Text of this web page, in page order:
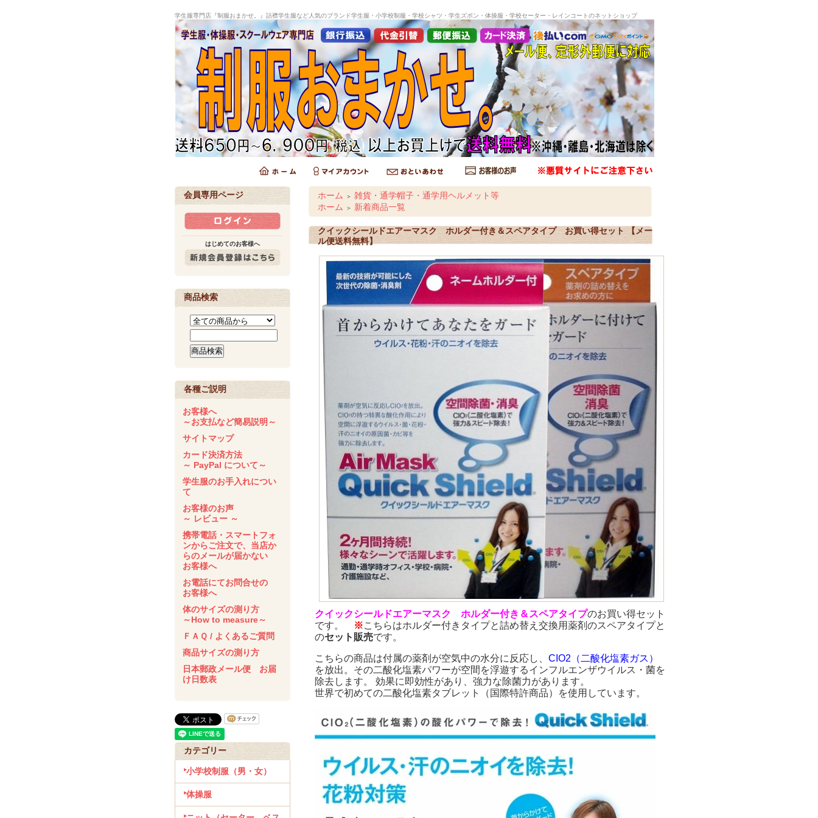
学生服専門店『制服おまかせ。』詰襟学生服など人気のブランド学生服・小学校制服・学校シャツ・学生ズボン・体操服・学校セーター・レインコートのネットショップ
会員専用ページ
はじめてのお客様へ
商品検索
各種ご説明
お客様へ
～お支払など簡易説明～
サイトマップ
カード決済方法
～ PayPal について～
学生服のお手入れについ
て
お客様のお声
～ レビュー ～
携帯電話・スマートフォ
ンからご注文で、当店か
らのメールが届かない
お客様へ
お電話にてお問合せの
お客様へ
体のサイズの測り方
～How to measure～
ＦＡＱ / よくあるご質問
商品サイズの測り方
日本郵政メール便 お届
け日数表
カテゴリー
小学校制服（男・女）
体操服
ホーム ＞ 雑貨・通学帽子・通学用ヘルメット等
ホーム
＞ 新着商品一覧
クイックシールドエアーマスク ホルダー付き＆スペアタイプ お買い得セット 【メー
ル便送料無料】
クイックシールドエアーマスク ホルダー付き＆スペアタイプのお買い得セット
です。
※こちらはホルダー付きタイプと詰め替え交換用薬剤のスペアタイプと
のセット販売です。
こちらの商品は付属の薬剤が空気中の水分に反応し、 CIO2（二酸化塩素ガス）
を放出。その二酸化塩素パワーが空間を浮遊するインフルエンザウイルス・菌を
除去します。 効果に即効性があり、強力な除菌力があります。
世界で初めての二酸化塩素タブレット（国際特許商品）を使用しています。